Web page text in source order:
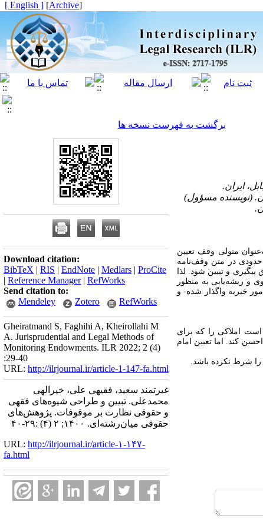
[
Archive
]
[ English ]
برگشت به فهرست نسخه ها
متولی وقف تعیین
در متن وقف‌نامه
و تبیین شود. لذا
و ریشه‌یابی به منظور
خیریه واگذار شده- و
املاکی را که برای
کند. اما تعیین امام
شرط نکرده باشد.
Download citation:
BibTeX | RIS | EndNote | Medlars | ProCite
| Reference Manager| RefWorks
Send citation to:
Mendeley
Zotero RefWorks
Gheiratmand S, Faghihi A, Kheirollahi M
A. Jurisprudential and Legal Methods of
Monitoring Endowments. ILR 2022; 2 (4)
:29-40
URL: http://ilrjournal.ir/article-1-147-fa.html
غیرتمند سعید، فقیهی علی، خیرالهی
محمدعلی. تبیین و طراحی شیوه‌های فقهی
و حقوقی نظارت بر موقوفات. پژوهش‌های
حقوقی میان‌رشته‌ای. ۱۴۰۰; ۲ (۴) :۲۹-۴۰
URL: http://ilrjournal.ir/article-۱-۱۴۷-
fa.html